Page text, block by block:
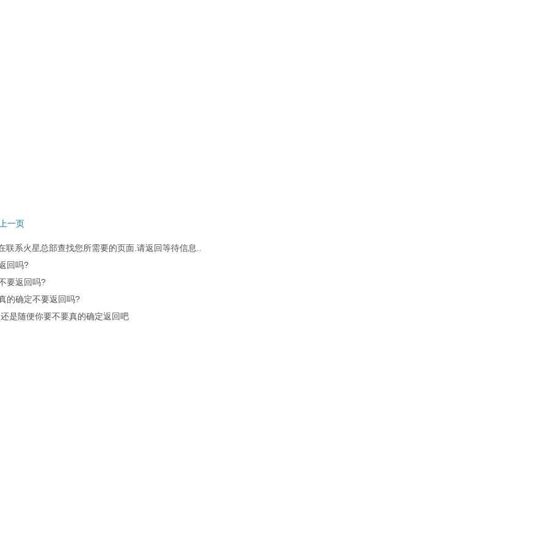
一页
联系火星总部查找您所需要的页面.请返回等待信息..
回吗?
要返回吗?
的确定不要返回吗?
是随便你要不要真的确定返回吧